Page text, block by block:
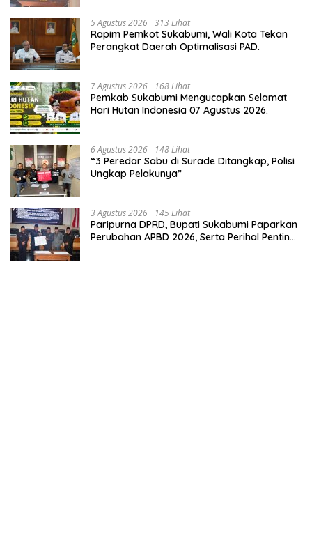
5 Agustus 2026 313 Lihat
Rapim Pemkot Sukabumi, Wali Kota Tekan
Perangkat Daerah Optimalisasi PAD.
7 Agustus 2026 168 Lihat
Pemkab Sukabumi Mengucapkan Selamat
Hari Hutan Indonesia 07 Agustus 2026.
6 Agustus 2026 148 Lihat
“3 Peredar Sabu di Surade Ditangkap, Polisi
Ungkap Pelakunya”
3 Agustus 2026 145 Lihat
Paripurna DPRD, Bupati Sukabumi Paparkan
Perubahan APBD 2026, Serta Perihal Penting